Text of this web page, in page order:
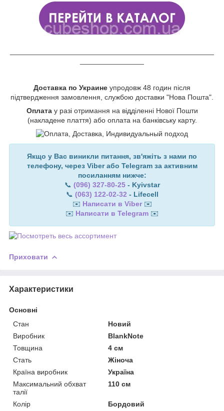
Доставка по Украине упродовж 48 годин після
підтвердження замовлення, службою доставки "Нова Пошта".
Оплата у разі отримання на відділенні Нової Пошти
(накладене плаття) або оплата на банківську карту.
Якщо у Вас виникли питання, зв'яжіть з нами по
телефону, через Viber або Telegram за активним
посиланням нижче:
📞 (096) 327-80-25- Kyivstar
📞 (063) 122-02-32 - Lifecell
✉️ Написати в Viber ✉️
✉️ Написати в Telegram ✉️
Приховати
Характеристики
Основні
Стан
Новий
Виробник
BlankNote
Товщина
4 см
Стать
Жіноча
Країна виробник
Україна
Максимальний обхват
талії
110 см
Колір
Бордовий